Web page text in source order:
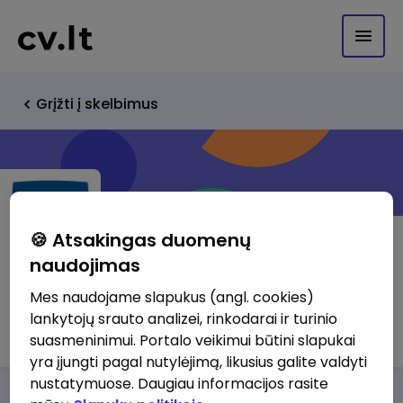
Grįžti į skelbimus
UAB "Interneto vizija"
http://www.iv.lt
🍪 Atsakingas duomenų
naudojimas
Mes naudojame slapukus (angl. cookies)
lankytojų srauto analizei, rinkodarai ir turinio
suasmeninimui. Portalo veikimui būtini slapukai
yra įjungti pagal nutylėjimą, likusius galite valdyti
nustatymuose. Daugiau informacijos rasite